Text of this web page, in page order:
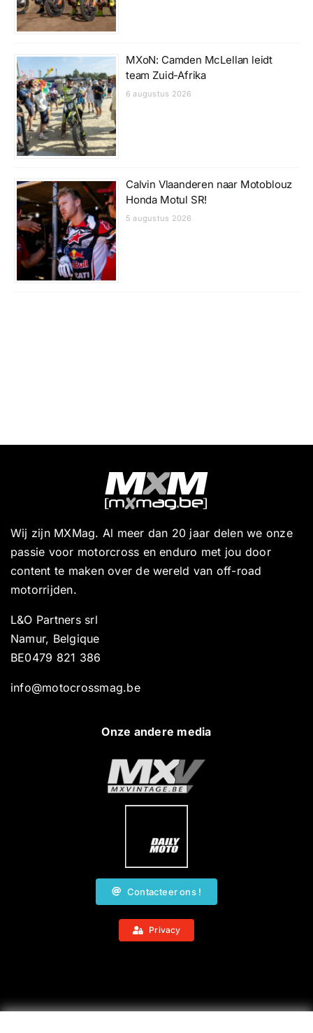
MXoN: Camden McLellan leidt
team Zuid-Afrika
6 augustus 2026
Calvin Vlaanderen naar Motoblouz
Honda Motul SR!
5 augustus 2026
Wij zijn MXMag. Al meer dan 20 jaar delen we onze
passie voor motorcross en enduro met jou door
content te maken over de wereld van off-road
motorrijden.
L&O Partners srl
Namur, Belgique
BE0479 821 386
info@motocrossmag.be
Onze andere media
Contacteer ons !
Privacy